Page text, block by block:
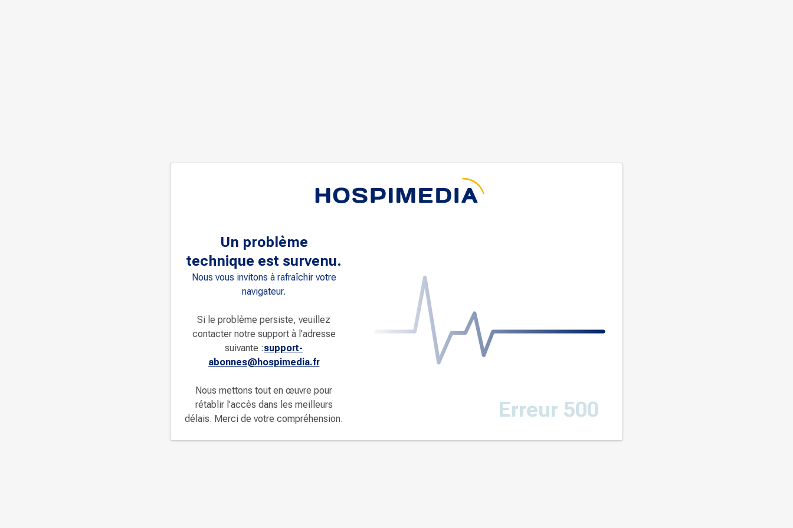
Un problème
technique est survenu.
Nous vous invitons à rafraîchir votre
navigateur.
Si le problème persiste, veuillez
contacter notre support à l’adresse
suivante :support-
abonnes@hospimedia.fr
Nous mettons tout en œuvre pour
rétablir l’accès dans les meilleurs
délais. Merci de votre compréhension.
Erreur 500